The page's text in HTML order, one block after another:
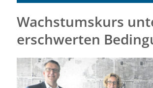
Wachstumskurs
erschwerten